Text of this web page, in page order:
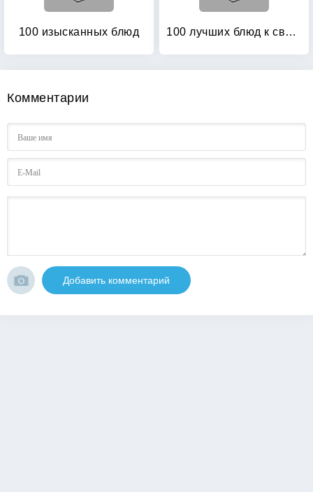
100 изысканных блюд 100 лучших блюд к свадебному столу
Комментарии